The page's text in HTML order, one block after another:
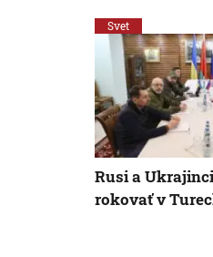
Svet
Rusi a
rokovať v